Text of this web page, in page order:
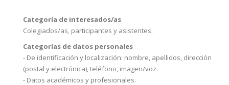
Categoría de interesados/as
Colegiados/as, participantes y asistentes.
Categorías de datos personales
- De identificación y localización: nombre, apellidos, dirección
(postal y electrónica), teléfono, imagen/voz.
- Datos académicos y profesionales.